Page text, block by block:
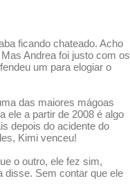
ficando chateado. Acho
Andrea foi justo com os
um para elogiar o
das maiores mágoas
ele a partir de 2008 é algo
depois do acidente do
Kimi venceu!
o outro, ele fez sim,
disse. Sem contar que ele